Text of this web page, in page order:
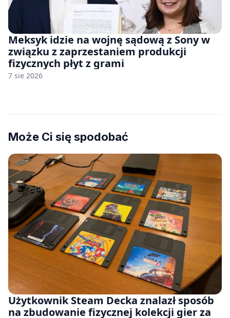
Meksyk idzie na wojnę sądową z Sony w
związku z zaprzestaniem produkcji
fizycznych płyt z grami
7 sie 2026
Może Ci się spodobać
Użytkownik Steam Decka znalazł sposób
na zbudowanie fizycznej kolekcji gier za